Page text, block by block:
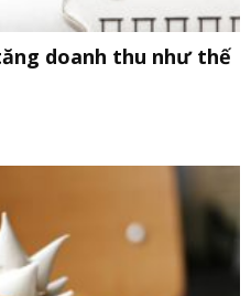
doanh thu như thế